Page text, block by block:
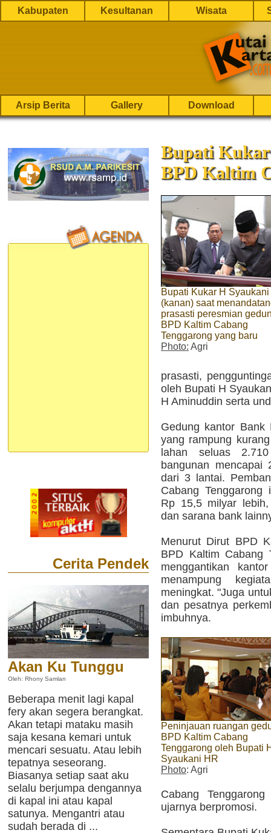
Kabupaten Kesultanan Wisata
Arsip Berita Gallery Download
Cerita Pendek
Akan Ku Tunggu
Oleh: Rhony Samlan
Beberapa menit lagi kapal
fery akan segera berangkat.
Akan tetapi mataku masih
saja kesana kemari untuk
mencari sesuatu. Atau lebih
tepatnya seseorang.
Biasanya setiap saat aku
selalu berjumpa dengannya
di kapal ini atau kapal
satunya. Mengantri atau
sudah berada di ...
Bupati Kukar
BPD Kaltim
Bupati Kukar H
(kanan) saat
prasasti peresmian
BPD Kaltim Cabang
Tenggarong yang baru
Photo: Agri
prasasti,
oleh Bupati H
H Aminuddin serta
Gedung kantor Bank
yang rampung
lahan seluas
bangunan
dari 3 lantai.
Cabang Tenggarong
Rp 15,5 milyar
dan sarana bank
Menurut Dirut BPD
BPD Kaltim Cabang
menggantikan
menampung
meningkat. "Juga
dan pesatnya
imbuhnya.
Peninjauan ruangan
BPD Kaltim Cabang
Tenggarong oleh Bupati
Syaukani HR
Photo: Agri
Cabang
ujarnya berpromosi.